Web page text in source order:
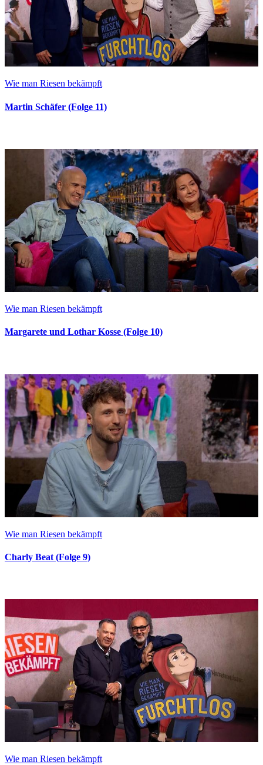
Wie man Riesen bekämpft
Martin Schäfer (Folge 11)
Wie man Riesen bekämpft
Margarete und Lothar Kosse (Folge 10)
Wie man Riesen bekämpft
Charly Beat (Folge 9)
Wie man Riesen bekämpft